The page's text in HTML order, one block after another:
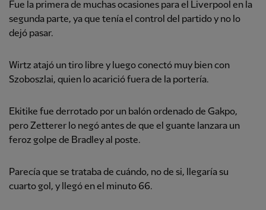
Fue la primera de muchas ocasiones para el Liverpool en la
segunda parte, ya que tenía el control del partido y no lo
dejó pasar.
Wirtz atajó un tiro libre y luego conectó muy bien con
Szoboszlai, quien lo acarició fuera de la portería.
Ekitike fue derrotado por un balón ordenado de Gakpo,
pero Zetterer lo negó antes de que el guante lanzara un
feroz golpe de Bradley al poste.
Parecía que se trataba de cuándo, no de si, llegaría su
cuarto gol, y llegó en el minuto 66.